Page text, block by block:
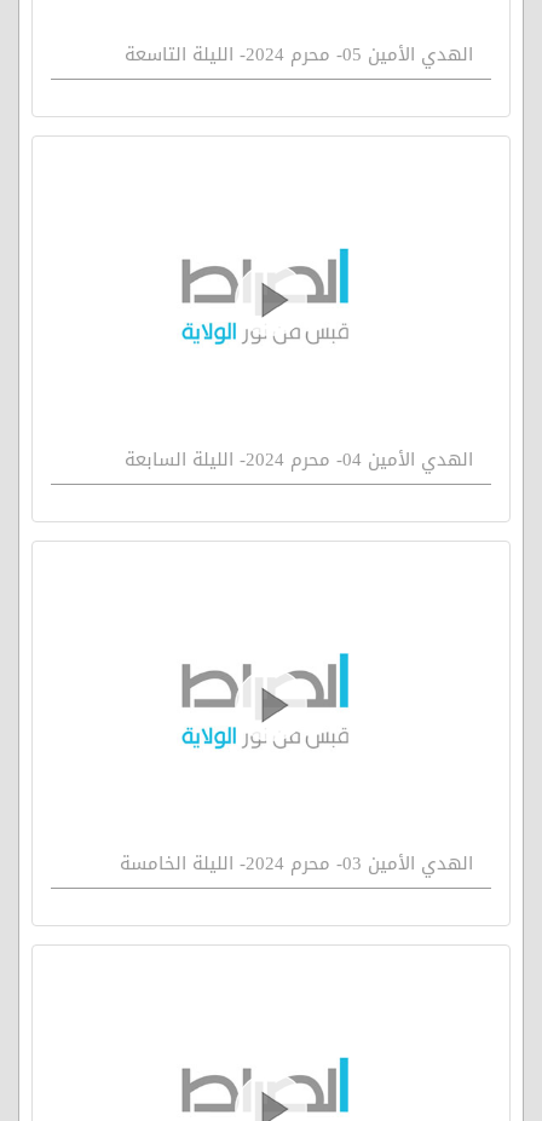
الهدي الأمين 05- محرم 2024- الليلة التاسعة
الهدي الأمين 04- محرم 2024- الليلة السابعة
الهدي الأمين 03- محرم 2024- الليلة الخامسة